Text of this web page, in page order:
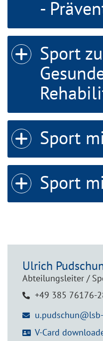
-
Sport
Sport
Sport
Icon zum oeffnen/schliessen
Icon zum oeffnen/schliessen
Ulrich
Abteilungsleiter /
+49 385 76176-
V-Card